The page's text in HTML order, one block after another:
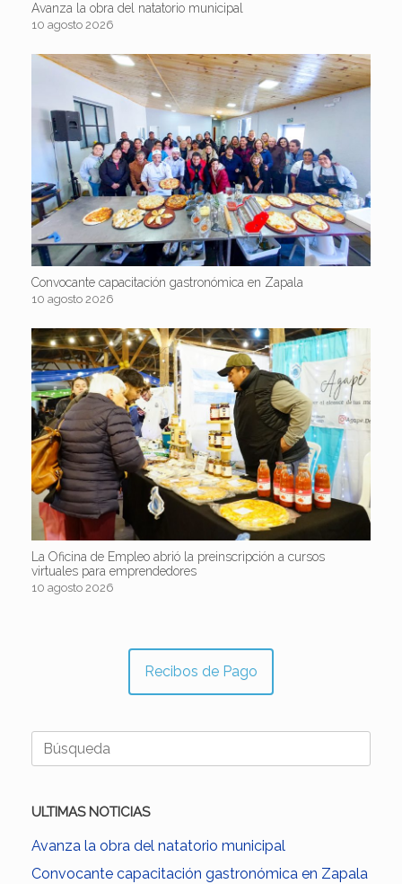
Avanza la obra del natatorio municipal
10 agosto 2026
Convocante capacitación gastronómica en Zapala
10 agosto 2026
La Oficina de Empleo abrió la preinscripción a cursos
virtuales para emprendedores
10 agosto 2026
Recibos de Pago
Buscar:
ULTIMAS NOTICIAS
Avanza la obra del natatorio municipal
Convocante capacitación gastronómica en Zapala